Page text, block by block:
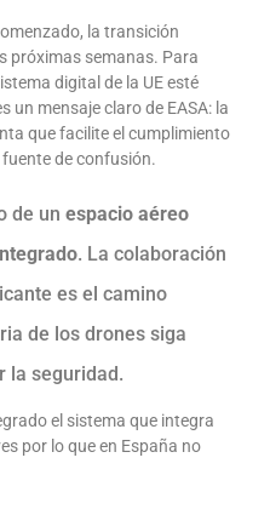
la transición
próximas semanas. Para
digital de la UE esté
un mensaje claro de EASA: la
que facilite el cumplimiento
de confusión.
de unespacio aéreo
. La colaboración
es el camino
de los drones siga
la seguridad.
el sistema que integra
por lo que en España no